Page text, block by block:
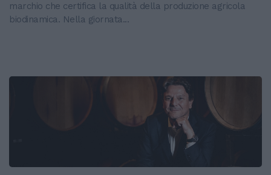
marchio che certifica la qualità della produzione agricola
biodinamica. Nella giornata...